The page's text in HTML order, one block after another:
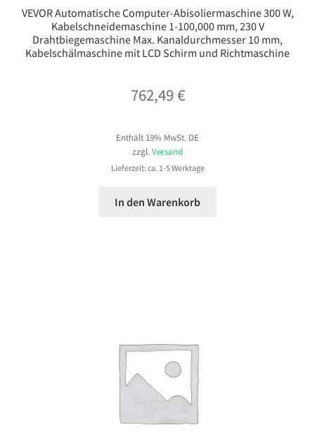
VEVOR Automatische Computer-Abisoliermaschine 300 W,
Kabelschneidemaschine 1-100,000 mm, 230 V
Drahtbiegemaschine Max. Kanaldurchmesser 10 mm,
Kabelschälmaschine mit LCD Schirm und Richtmaschine
762,49€
Enthält 19% MwSt. DE
zzgl. Versand
Lieferzeit: ca. 1-5 Werktage
In den Warenkorb